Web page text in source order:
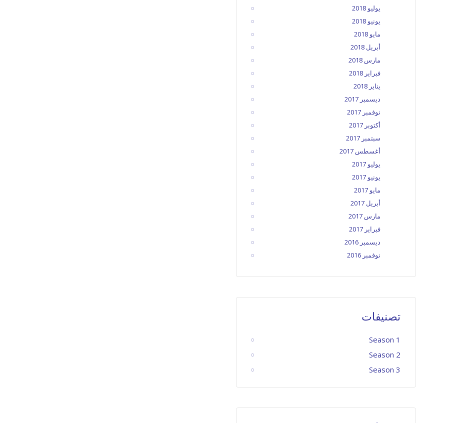
يوليو 2018
يونيو 2018
مايو 2018
أبريل 2018
مارس 2018
فبراير 2018
يناير 2018
ديسمبر 2017
نوفمبر 2017
أكتوبر 2017
سبتمبر 2017
أغسطس 2017
يوليو 2017
يونيو 2017
مايو 2017
أبريل 2017
مارس 2017
فبراير 2017
ديسمبر 2016
نوفمبر 2016
تصنيفات
Season 1
Season 2
Season 3